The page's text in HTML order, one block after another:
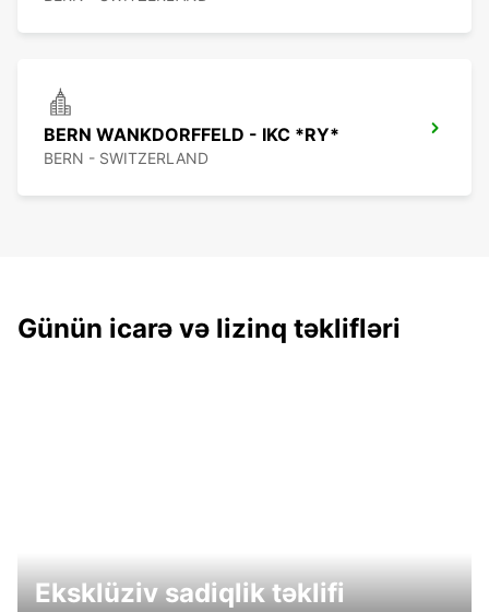
BERN WANKDORFFELD - IKC *RY*
BERN - SWITZERLAND
Günün icarə və lizinq təklifləri
Eksklüziv sadiqlik təklifi